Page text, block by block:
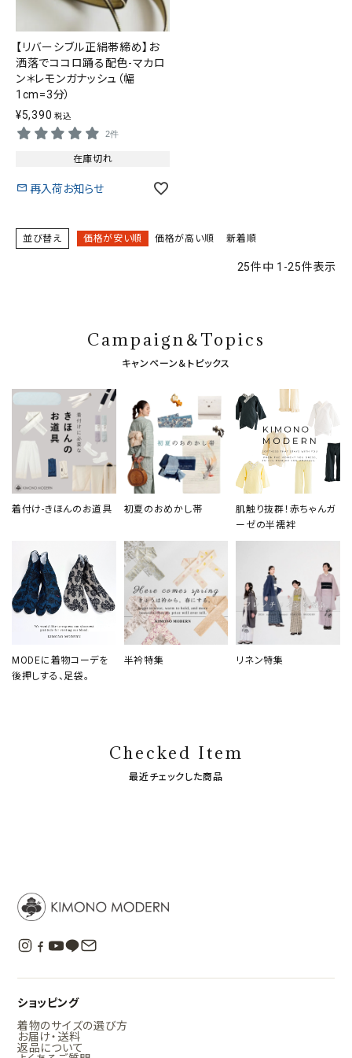
【リバーシブル正絹帯締め】お
洒落でココロ踊る配色-マカロ
ン＊レモンガナッシュ（幅
1cm=3分）
¥5,390 税込
2件
在庫切れ
再入荷お知らせ
並び替え 価格が安い順 価格が高い順 新着順
25件中 1 -25件表示
Campaign＆Topics
キャンペーン＆トピックス
着付け-きほんのお道具 初夏のおめかし帯
肌触り抜群！赤ちゃんガ
ーゼの半襦袢
MODEに着物コーデを
後押しする、足袋。
半衿特集 リネン特集
Checked Item
最近チェックした商品
ショッピング
着物のサイズの選び方
お届け・送料
返品について